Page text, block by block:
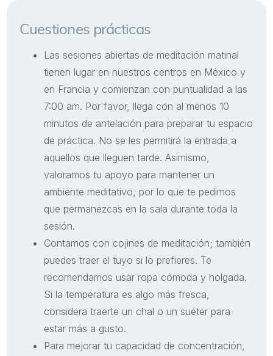
Cuestiones prácticas
Las sesiones abiertas de meditación matinal
tienen lugar en nuestros centros en México y
en Francia y comienzan con puntualidad a las
7:00 am. Por favor, llega con al menos 10
minutos de antelación para preparar tu espacio
de práctica. No se les permitirá la entrada a
aquellos que lleguen tarde. Asimismo,
valoramos tu apoyo para mantener un
ambiente meditativo, por lo que te pedimos
que permanezcas en la sala durante toda la
sesión.
Contamos con cojines de meditación; también
puedes traer el tuyo si lo prefieres. Te
recomendamos usar ropa cómoda y holgada.
Si la temperatura es algo más fresca,
considera traerte un chal o un suéter para
estar más a gusto.
Para mejorar tu capacidad de concentración,